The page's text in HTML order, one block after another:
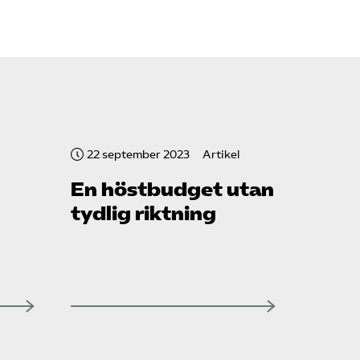
22 september 2023 Artikel
En höstbudget utan
tydlig riktning